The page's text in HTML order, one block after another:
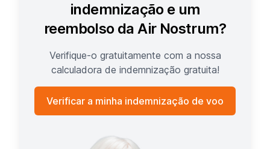
indemnização e um
reembolso da Air Nostrum?
Verifique-o gratuitamente com a nossa
calculadora de indemnização gratuita!
Verificar a minha indemnização de voo